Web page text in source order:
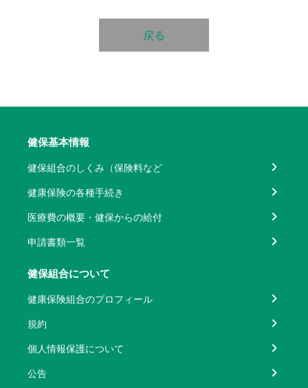
戻る
健保基本情報
健保組合のしくみ（保険料など
健康保険の各種手続き
医療費の概要・健保からの給付
申請書類一覧
健保組合について
健康保険組合のプロフィール
規約
個人情報保護について
公告